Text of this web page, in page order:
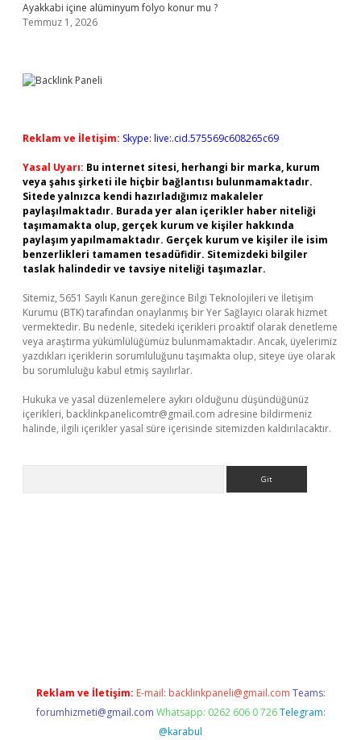
Ayakkabi içine alüminyum folyo konur mu ?
Temmuz 1, 2026
Reklam ve İletişim: Skype: live:.cid.575569c608265c69
Yasal Uyarı: Bu internet sitesi, herhangi bir marka, kurum
veya şahıs şirketi ile hiçbir bağlantısı bulunmamaktadır.
Sitede yalnızca kendi hazırladığımız makaleler
paylaşılmaktadır. Burada yer alan içerikler haber niteliği
taşımamakta olup, gerçek kurum ve kişiler hakkında
paylaşım yapılmamaktadır. Gerçek kurum ve kişiler ile isim
benzerlikleri tamamen tesadüfidir. Sitemizdeki bilgiler
taslak halindedir ve tavsiye niteliği taşımazlar.
Sitemiz, 5651 Sayılı Kanun gereğince Bilgi Teknolojileri ve İletişim
Kurumu (BTK) tarafından onaylanmış bir Yer Sağlayıcı olarak hizmet
vermektedir. Bu nedenle, sitedeki içerikleri proaktif olarak denetleme
veya araştırma yükümlülüğümüz bulunmamaktadır. Ancak, üyelerimiz
yazdıkları içeriklerin sorumluluğunu taşımakta olup, siteye üye olarak
bu sorumluluğu kabul etmiş sayılırlar.
Hukuka ve yasal düzenlemelere aykırı olduğunu düşündüğünüz
içerikleri, backlinkpanelicomtr@gmail.com adresine bildirmeniz
halinde, ilgili içerikler yasal süre içerisinde sitemizden kaldırılacaktır.
Reklam ve İletişim: E-mail: backlinkpaneli@gmail.com Teams:
forumhizmeti@gmail.com Whatsapp: 0262 606 0 726 Telegram:
@karabul